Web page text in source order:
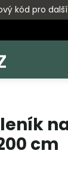
kód pro
cm